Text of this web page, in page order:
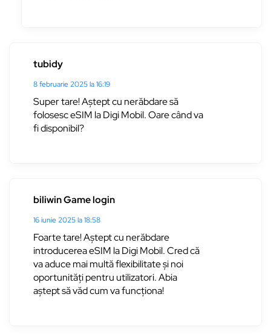
tubidy
8 februarie 2025 la 16:19
Super tare! Aștept cu nerăbdare să
folosesc eSIM la Digi Mobil. Oare când va
fi disponibil?
biliwin Game login
16 iunie 2025 la 18:58
Foarte tare! Aștept cu nerăbdare
introducerea eSIM la Digi Mobil. Cred că
va aduce mai multă flexibilitate și noi
oportunități pentru utilizatori. Abia
aștept să văd cum va funcționa!